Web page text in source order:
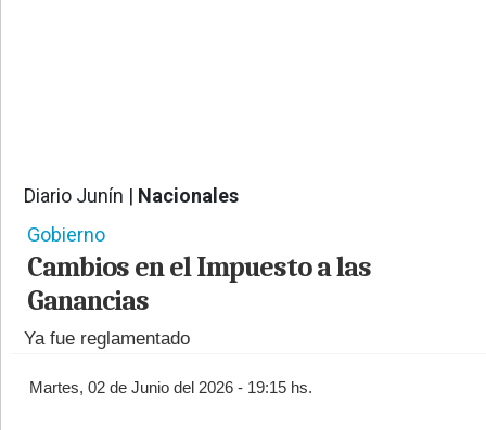
Diario Junín | Nacionales
Gobierno
Cambios en el Impuesto a las
Ganancias
Ya fue reglamentado
Martes, 02 de Junio del 2026 - 19:15 hs.